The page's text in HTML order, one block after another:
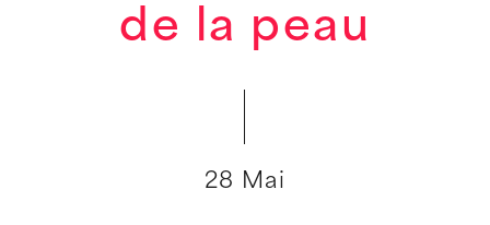
de la peau
28 Mai